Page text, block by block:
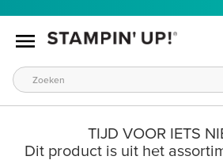
TIJD VOOR IETS
Dit product is uit het